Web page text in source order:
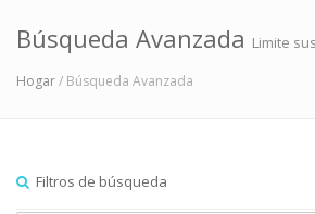
Búsqueda Avanzada Limite
Hogar/ Búsqueda Avanzada
Filtros de búsqueda